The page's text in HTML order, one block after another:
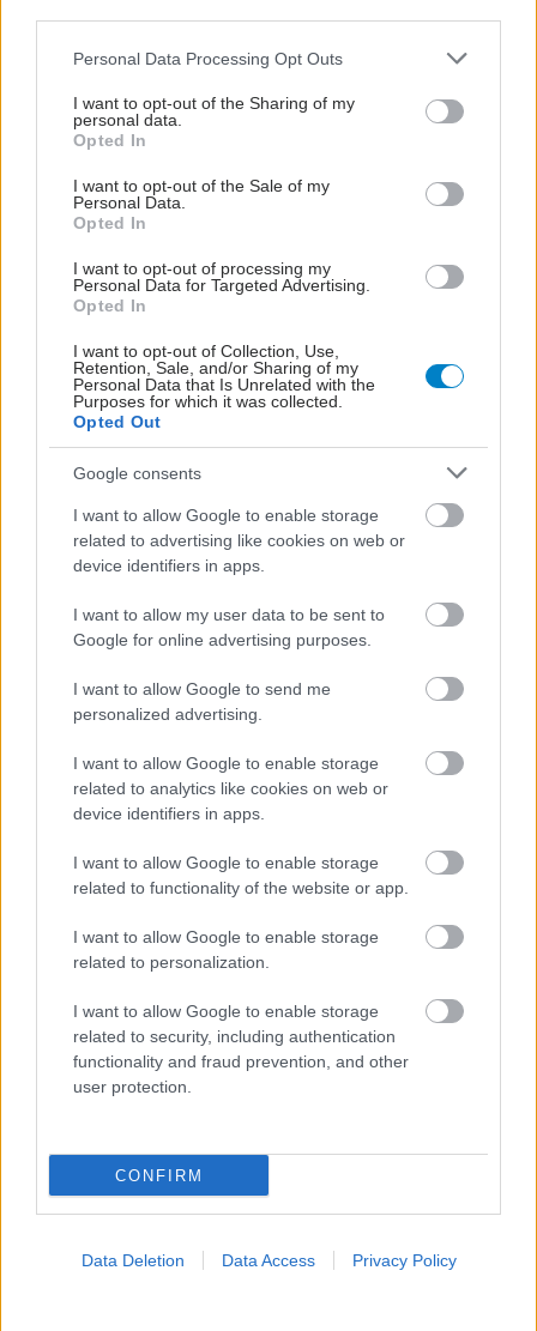
Please note that this website/app uses one or more Google
not limited to your visit or usage behaviour. You may click to
grant or deny consent to Google and its third-party tags to
use your data for below specified purposes in below Google
consent section.
Personal Data Processing Opt Outs
I want to opt-out of the Sharing of my
personal data.
Opted In
I want to opt-out of the Sale of my
Personal Data.
Opted In
I want to opt-out of processing my
Personal Data for Targeted Advertising.
Opted In
I want to opt-out of Collection, Use,
Retention, Sale, and/or Sharing of my
Personal Data that Is Unrelated with the
Purposes for which it was collected.
Opted Out
Google consents
I want to allow Google to enable storage
related to advertising like cookies on web or
device identifiers in apps.
I want to allow my user data to be sent to
Google for online advertising purposes.
I want to allow Google to send me
personalized advertising.
I want to allow Google to enable storage
related to analytics like cookies on web or
device identifiers in apps.
I want to allow Google to enable storage
related to functionality of the website or app.
I want to allow Google to enable storage
related to personalization.
I want to allow Google to enable storage
related to security, including authentication
functionality and fraud prevention, and other
user protection.
CONFIRM
Data Deletion Data Access Privacy Policy
Προσθήκη Σχολίου